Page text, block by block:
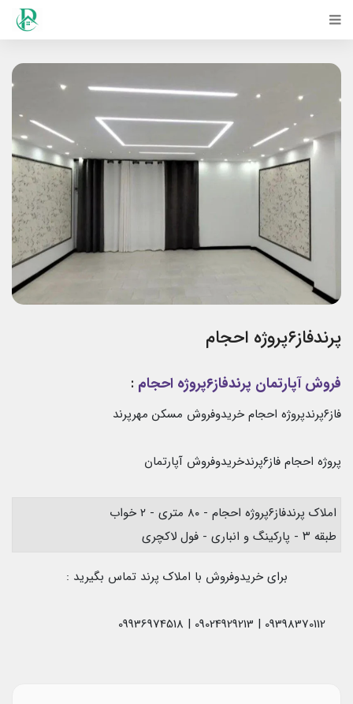
پرندفاز۶پروژه احجام
فروش آپارتمان پرندفاز۶پروژه احجام :
فاز۶پرندپروژه احجام خریدوفروش مسکن مهرپرند
پروژه احجام فاز۶پرندخریدوفروش آپارتمان
املاک پرندفاز۶پروژه احجام - ۸۰ متری - ۲ خواب
طبقه ۳ - پارکینگ و انباری - فول لاکچری
برای خریدوفروش با املاک پرند تماس بگیرید :